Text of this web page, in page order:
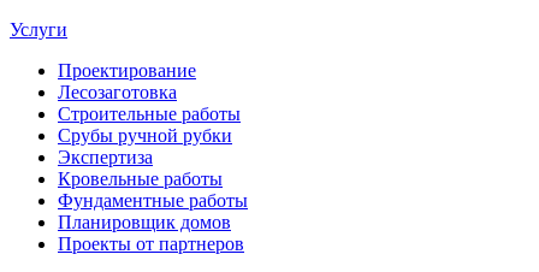
Услуги
Проектирование
Лесозаготовка
Строительные работы
Срубы ручной рубки
Экспертиза
Кровельные работы
Фундаментные работы
Планировщик домов
Проекты от партнеров